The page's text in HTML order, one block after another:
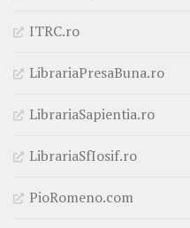
ITRC.ro
LibrariaPresaBuna.ro
LibrariaSapientia.ro
LibrariaSfIosif.ro
PioRomeno.com